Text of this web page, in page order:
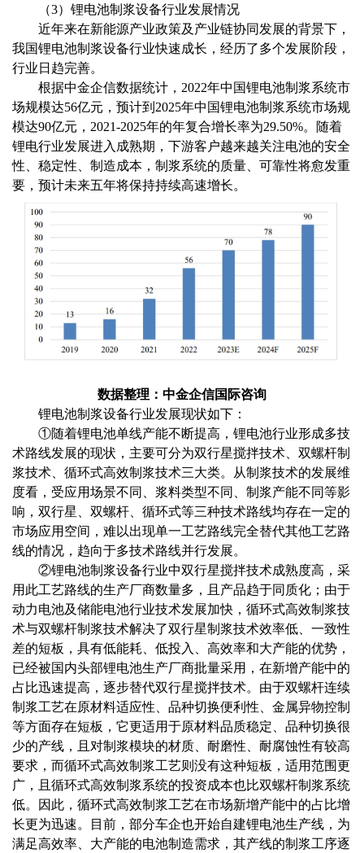
（3） 锂电池制浆设备行业发展情况
近年来在新能源产业政策及产业链协同发展的背景下，
我国锂电池制浆设备行业快速成长，经历了多个发展阶段，
行业日趋完善。
根据中金企信数据统计， 2022年中国锂电池制浆系统市
场规模达56亿元，预计到2025年中国锂电池制浆系统市场规
模达90亿元，2021-2025年的年复合增长率为29.50%。随着
锂电行业发展进入成熟期，下游客户越来越关注电池的安全
性、稳定性、制造成本，制浆系统的质量、可靠性将愈发重
要，预计未来五年将保持持续高速增长。
数据整理：中金企信国际咨询
锂电池制浆设备行业发展现状如下：
①随着锂电池单线产能不断提高，锂电池行业形成多技
术路线发展的现状，主要可分为双行星搅拌技术、双螺杆制
浆技术、循环式高效制浆技术三大类。从制浆技术的发展维
度看，受应用场景不同、浆料类型不同、制浆产能不同等影
响，双行星、双螺杆、循环式等三种技术路线均存在一定的
市场应用空间，难以出现单一工艺路线完全替代其他工艺路
线的情况，趋向于多技术路线并行发展。
②锂电池制浆设备行业中双行星搅拌技术成熟度高，采
用此工艺路线的生产厂商数量多，且产品趋于同质化；由于
动力电池及储能电池行业技术发展加快，循环式高效制浆技
术与双螺杆制浆技术解决了双行星制浆技术效率低、一致性
差的短板，具有低能耗、低投入、高效率和大产能的优势，
已经被国内头部锂电池生产厂商批量采用，在新增产能中的
占比迅速提高，逐步替代双行星搅拌技术。由于双螺杆连续
制浆工艺在原材料适应性、品种切换便利性、金属异物控制
等方面存在短板，它更适用于原材料品质稳定、品种切换很
少的产线，且对制浆模块的材质、耐磨性、耐腐蚀性有较高
要求，而循环式高效制浆工艺则没有这种短板，适用范围更
广，且循环式高效制浆系统的投资成本也比双螺杆制浆系统
低。因此，循环式高效制浆工艺在市场新增产能中的占比增
长更为迅速。目前，部分车企也开始自建锂电池生产线，为
满足高效率、大产能的电池制造需求，其产线的制浆工序逐